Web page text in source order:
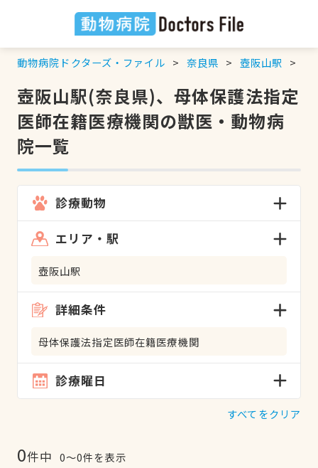
動物病院ドクターズ・ファイル 奈良県 壺阪山駅
壺阪山駅(奈良県)、母体保護法指定
医師在籍医療機関の獣医・動物病
院一覧
診療動物
エリア・駅
壺阪山駅
詳細条件
母体保護法指定医師在籍医療機関
診療曜日
すべてをクリア
0件中 0〜0件を表示